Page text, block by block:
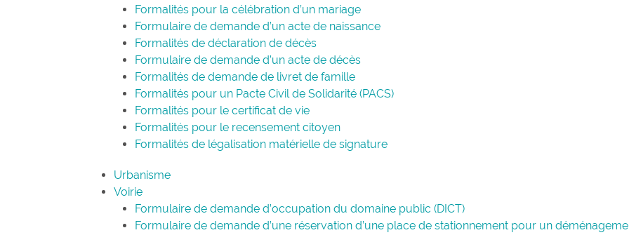
Formalités pour la célébration d’un mariage
Formulaire de demande d’un acte de naissance
Formalités de déclaration de décès
Formulaire de demande d’un acte de décès
Formalités de demande de livret de famille
Formalités pour un Pacte Civil de Solidarité (PACS)
Formalités pour le certificat de vie
Formalités pour le recensement citoyen
Formalités de légalisation matérielle de signature
Urbanisme
Voirie
Formulaire de demande d’occupation du domaine public (DICT)
Formulaire de demande d’une réservation d’une place de stationnement pour un